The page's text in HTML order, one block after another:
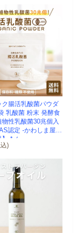
ク腸活乳酸菌パウダ
乳酸菌 粉末 発酵食
性乳酸菌30兆個入
かわしま屋-
】 *メ...
)